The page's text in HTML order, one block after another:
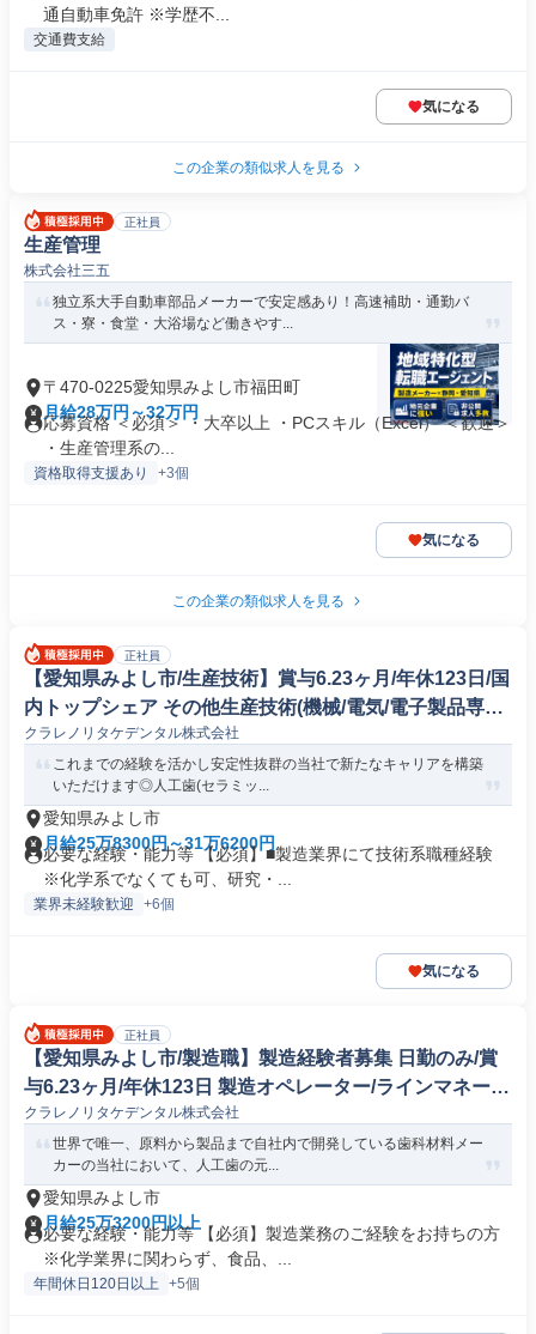
通自動車免許 ※学歴不...
交通費支給
気になる
この企業の類似求人を見る
正社員
生産管理
株式会社三五
独立系大手自動車部品メーカーで安定感あり！高速補助・通勤バ
ス・寮・食堂・大浴場など働きやす...
〒470-0225愛知県みよし市福田町
月給28万円～32万円
応募資格 ＜必須＞ ・大卒以上 ・PCスキル（Excel） ＜歓迎＞
・生産管理系の...
資格取得支援あり +3個
気になる
この企業の類似求人を見る
正社員
【愛知県みよし市/生産技術】賞与6.23ヶ月/年休123日/国
内トップシェア その他生産技術(機械/電気/電子製品専門
職)
クラレノリタケデンタル株式会社
これまでの経験を活かし安定性抜群の当社で新たなキャリアを構築
いただけます◎人工歯(セラミッ...
愛知県みよし市
月給25万8300円～31万6200円
必要な経験・能力等 【必須】■製造業界にて技術系職種経験
※化学系でなくても可、研究・...
業界未経験歓迎 +6個
気になる
正社員
【愛知県みよし市/製造職】製造経験者募集 日勤のみ/賞
与6.23ヶ月/年休123日 製造オペレーター/ラインマネージ
ャー(鉄鋼/非鉄金属/金属製品)
クラレノリタケデンタル株式会社
世界で唯一、原料から製品まで自社内で開発している歯科材料メー
カーの当社において、人工歯の元...
愛知県みよし市
月給25万3200円以上
必要な経験・能力等 【必須】製造業務のご経験をお持ちの方
※化学業界に関わらず、食品、...
年間休日120日以上 +5個